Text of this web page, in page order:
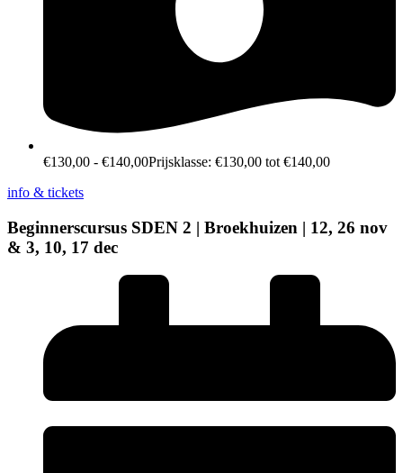
€130,00 - €140,00Prijsklasse: €130,00 tot €140,00
info & tickets
Beginnerscursus SDEN 2 | Broekhuizen | 12, 26 nov
& 3, 10, 17 dec